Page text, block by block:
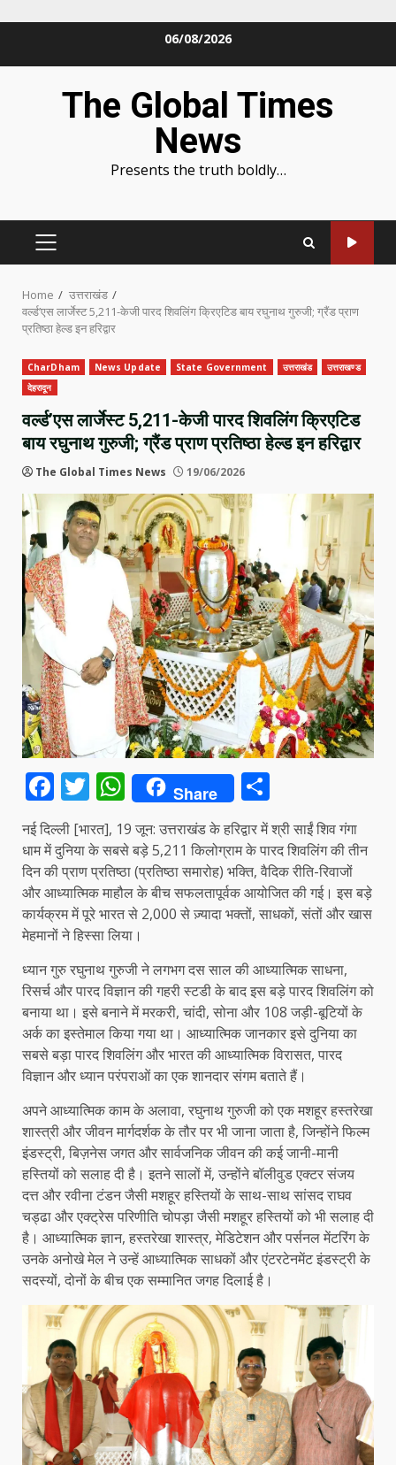
06/08/2026
The Global Times
News
Presents the truth boldly…
PRIMARY
Home
उत्तराखंड
वर्ल्ड’एस लार्जेस्ट 5,211-केजी पारद शिवलिंग क्रिएटिड बाय रघुनाथ गुरुजी; ग्रैंड प्राण
प्रतिष्ठा हेल्ड इन हरिद्वार
CharDham News Update State Government उत्तराखंड
उत्तराखण्ड
देहरादून
वर्ल्ड’एस लार्जेस्ट 5,211-केजी पारद शिवलिंग क्रिएटिड
बाय रघुनाथ गुरुजी; ग्रैंड प्राण प्रतिष्ठा हेल्ड इन हरिद्वार
The Global Times News 19/06/2026
Facebook
Twitter
WhatsApp
Share
नई दिल्ली [भारत], 19 जून: उत्तराखंड के हरिद्वार में श्री साईं शिव गंगा
धाम में दुनिया के सबसे बड़े 5,211 किलोग्राम के पारद शिवलिंग की तीन
दिन की प्राण प्रतिष्ठा (प्रतिष्ठा समारोह) भक्ति, वैदिक रीति-रिवाजों
और आध्यात्मिक माहौल के बीच सफलतापूर्वक आयोजित की गई। इस बड़े
कार्यक्रम में पूरे भारत से 2,000 से ज़्यादा भक्तों, साधकों, संतों और खास
मेहमानों ने हिस्सा लिया।
ध्यान गुरु रघुनाथ गुरुजी ने लगभग दस साल की आध्यात्मिक साधना,
रिसर्च और पारद विज्ञान की गहरी स्टडी के बाद इस बड़े पारद शिवलिंग को
बनाया था। इसे बनाने में मरकरी, चांदी, सोना और 108 जड़ी-बूटियों के
अर्क का इस्तेमाल किया गया था। आध्यात्मिक जानकार इसे दुनिया का
सबसे बड़ा पारद शिवलिंग और भारत की आध्यात्मिक विरासत, पारद
विज्ञान और ध्यान परंपराओं का एक शानदार संगम बताते हैं।
अपने आध्यात्मिक काम के अलावा, रघुनाथ गुरुजी को एक मशहूर हस्तरेखा
शास्त्री और जीवन मार्गदर्शक के तौर पर भी जाना जाता है, जिन्होंने फिल्म
इंडस्ट्री, बिज़नेस जगत और सार्वजनिक जीवन की कई जानी-मानी
हस्तियों को सलाह दी है। इतने सालों में, उन्होंने बॉलीवुड एक्टर संजय
दत्त और रवीना टंडन जैसी मशहूर हस्तियों के साथ-साथ सांसद राघव
चड्ढा और एक्ट्रेस परिणीति चोपड़ा जैसी मशहूर हस्तियों को भी सलाह दी
है। आध्यात्मिक ज्ञान, हस्तरेखा शास्त्र, मेडिटेशन और पर्सनल मेंटरिंग के
उनके अनोखे मेल ने उन्हें आध्यात्मिक साधकों और एंटरटेनमेंट इंडस्ट्री के
सदस्यों, दोनों के बीच एक सम्मानित जगह दिलाई है।